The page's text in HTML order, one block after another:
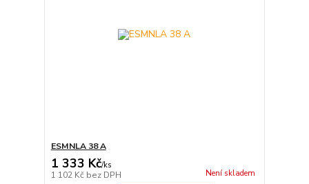
ESMNLA 38 A
1 333 Kč/ks
1 102 Kč bez DPH Není skladem